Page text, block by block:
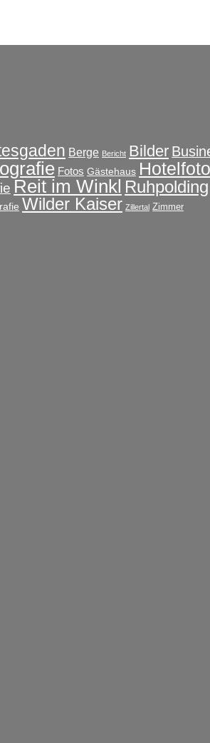
Berge Bericht Bilder
Fotos Gästehaus
Reit im Winkl Ruhpolding
Wilder Kaiser Zillertal Zimmer